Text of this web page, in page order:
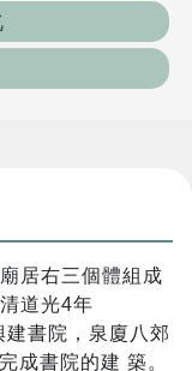
居右三個體組成
道光4年
建書院，泉廈八郊
成書院的建 築。